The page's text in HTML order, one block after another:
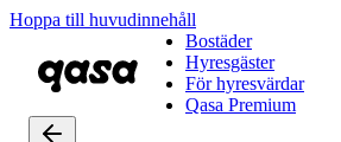
Hoppa till huvudinnehåll
Bostäder
Hyresgäster
För hyresvärdar
Qasa Premium